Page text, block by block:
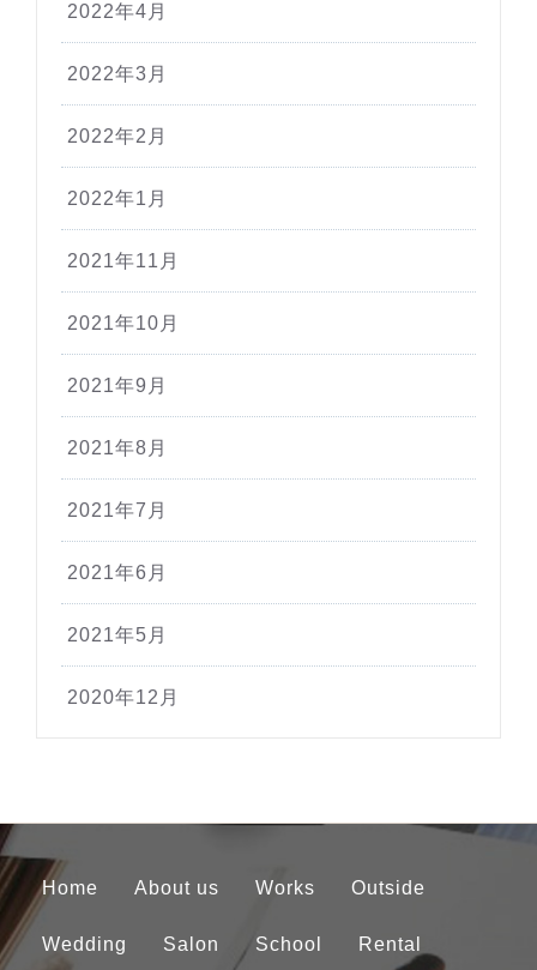
2022年4月
2022年3月
2022年2月
2022年1月
2021年11月
2021年10月
2021年9月
2021年8月
2021年7月
2021年6月
2021年5月
2020年12月
Home About us Works Outside
Wedding Salon School Rental